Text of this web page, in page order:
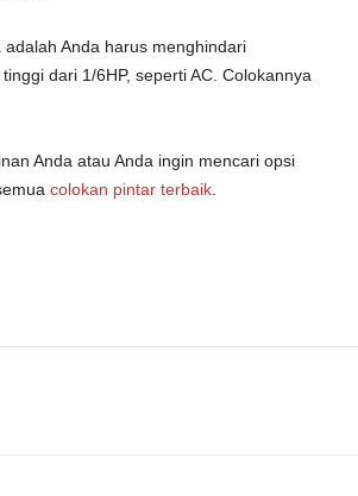
Anda harus menghindari
dari 1/6HP, seperti AC. Colokannya
Anda atau Anda ingin mencari opsi
colokan pintar terbaik.